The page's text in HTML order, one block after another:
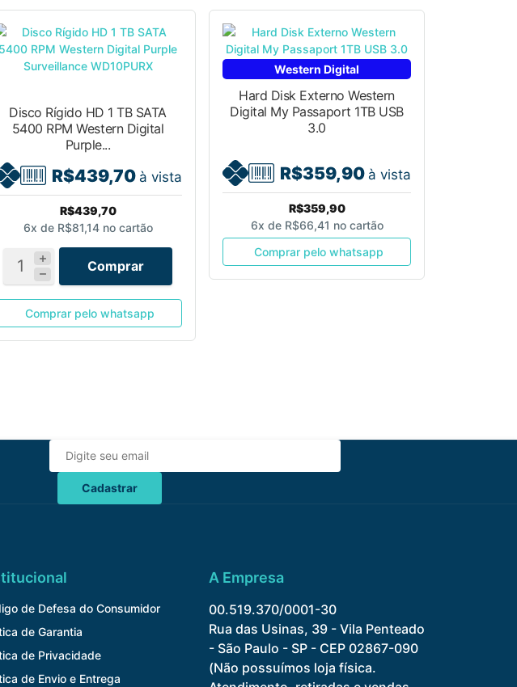
Disco Rígido HD 1 TB SATA
5400 RPM Western Digital
Purple...
R$439,70 à vista
R$439,70
6x de R$81,14 no cartão
Comprar
Comprar pelo whatsapp
Western Digital
Hard Disk Externo Western
Digital My Passaport 1TB USB
3.0
R$359,90 à vista
R$359,90
6x de R$66,41 no cartão
Comprar pelo whatsapp
Cadastrar
de Defesa do Consumidor
de Garantia
de Privacidade
de Envio e Entrega
A Empresa
00.519.370/0001-30
Rua das Usinas, 39 - Vila Penteado
- São Paulo - SP - CEP 02867-090
(Não possuímos loja física.